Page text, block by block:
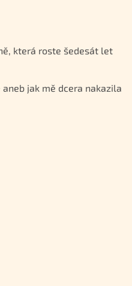
která roste šedesát let
jak mě dcera nakazila